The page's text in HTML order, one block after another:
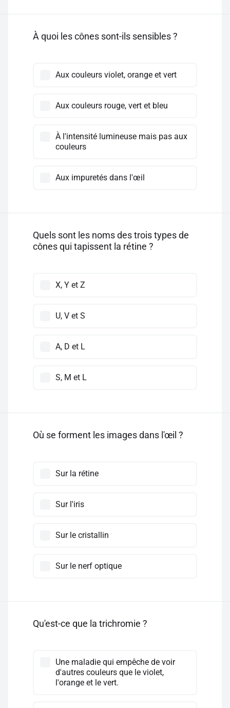
À quoi les cônes sont-ils sensibles ?
Aux couleurs violet, orange et vert
Aux couleurs rouge, vert et bleu
À l'intensité lumineuse mais pas aux
couleurs
Aux impuretés dans l'œil
Quels sont les noms des trois types de
cônes qui tapissent la rétine ?
X, Y et Z
U, V et S
A, D et L
S, M et L
Où se forment les images dans l'œil ?
Sur la rétine
Sur l'iris
Sur le cristallin
Sur le nerf optique
Qu'est-ce que la trichromie ?
Une maladie qui empêche de voir
d'autres couleurs que le violet,
l'orange et le vert.